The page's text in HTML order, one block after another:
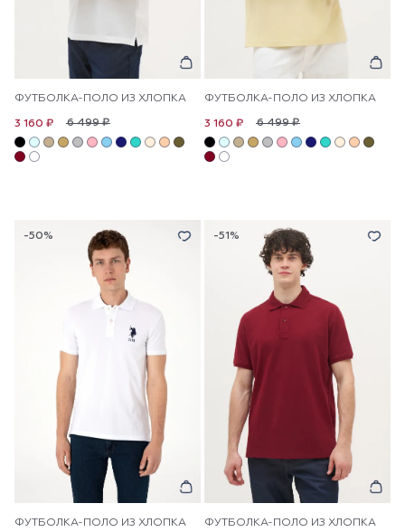
ФУТБОЛКА-ПОЛО ИЗ ХЛОПКА
6 499 ₽
3 160 ₽
ФУТБОЛКА-ПОЛО ИЗ ХЛОПКА
6 499 ₽
3 160 ₽
-50%
ФУТБОЛКА-ПОЛО ИЗ ХЛОПКА
-51%
ФУТБОЛКА-ПОЛО ИЗ ХЛОПКА